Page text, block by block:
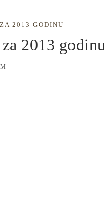
2013 GODINU
2013 godinu